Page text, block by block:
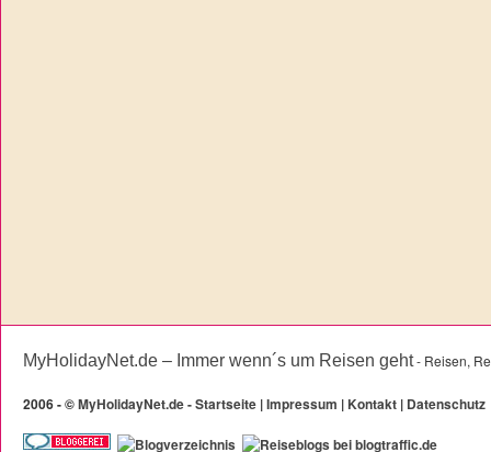
MyHolidayNet.de – Immer wenn´s um Reisen geht- Reisen,
2006 -©MyHolidayNet.de - Startseite |Impressum | Kontakt | Datenschutz